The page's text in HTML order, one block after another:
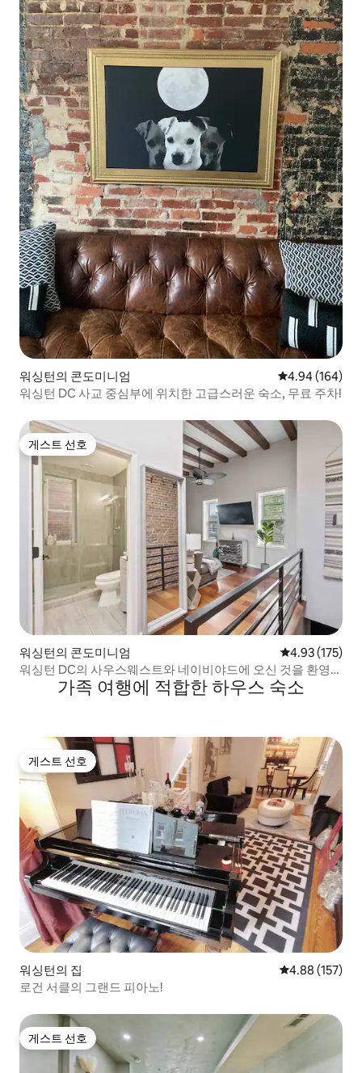
워싱턴의 콘도미니엄 평점 4.94점(5
4.94 (164)
워싱턴 DC 사교 중심부에 위치한 고급스러운 숙소, 무료 주차!
게스트 선호
게스트 선호
워싱턴의 콘도미니엄 평점 4.93점(5
4.93 (175)
워싱턴 DC의 사우스웨스트와 네이비야드에 오신 것을 환영합
가족 여행에 적합한 하우스 숙소
게스트 선호
게스트 선호
워싱턴의 집 평점 4.88점(5
4.88 (157)
로건 서클의 그랜드 피아노!
게스트 선호
게스트 선호